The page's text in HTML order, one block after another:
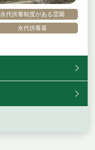
永代供養制度がある霊園
永代供養墓